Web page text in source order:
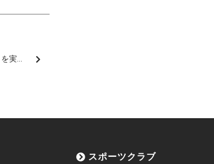
「ホーム開幕直前！一斉ティッシュ配り」を実施しました【報告】
スポーツクラブ